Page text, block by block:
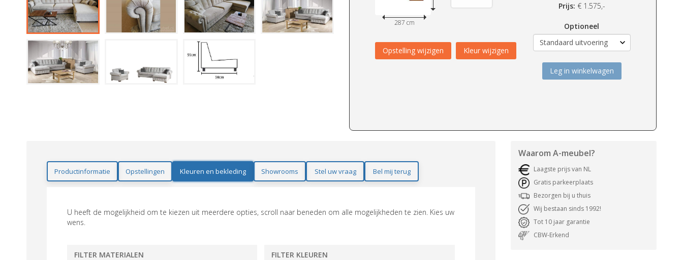
287 cm
Opstelling wijzigen Kleur wijzigen
Prijs: € 1.575,-
Optioneel
Leg in winkelwagen
Productinformatie Opstellingen Kleuren en bekleding Showrooms Stel uw vraag Bel mij terug
U heeft de mogelijkheid om te kiezen uit meerdere opties, scroll naar beneden om alle mogelijkheden te zien. Kies uw
wens.
FILTER MATERIALEN FILTER KLEUREN
Waarom A-meubel?
Laagste prijs van NL
Gratis parkeerplaats
Bezorgen bij u thuis
Wij bestaan sinds 1992!
Tot 10 jaar garantie
CBW-Erkend